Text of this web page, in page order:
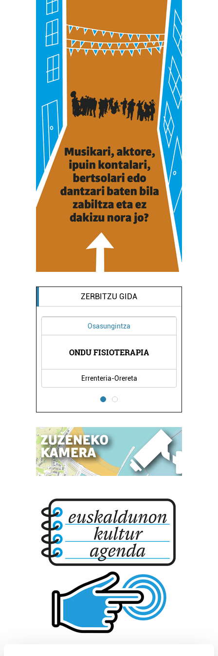
ZERBITZU GIDA
Osasungintza
ONDU FISIOTERAPIA
Errenteria-Orereta